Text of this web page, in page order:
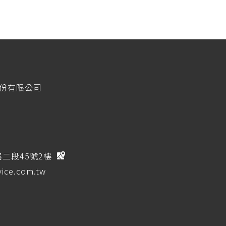
有限公司
段45號2樓